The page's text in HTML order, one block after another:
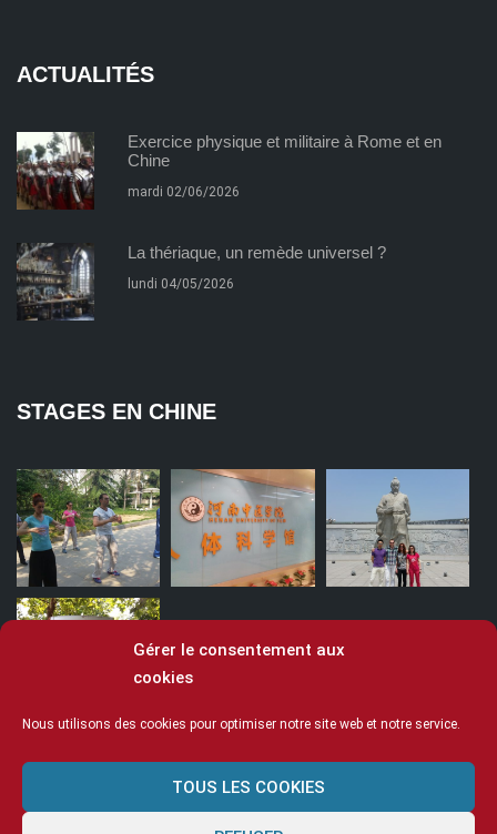
Gérer le consentement aux
cookies
Nous utilisons des cookies pour optimiser notre site web et notre service.
TOUS LES COOKIES
ACTUALITÉS
Exercice physique et militaire à Rome et en
Chine
mardi 02/06/2026
La thériaque, un remède universel ?
lundi 04/05/2026
STAGES EN CHINE
© Ecole Ling 2020